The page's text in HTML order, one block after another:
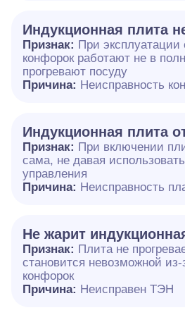
Индукционная плита
Признак: При эксплуатации
конфорок работают не в
прогревают посуду
Причина: Неисправность
Индукционная плита
Признак: При включении
сама, не давая
управления
Причина: Неисправность
Не жарит
Признак: Плита не
становится невозможной
конфорок
Причина: Неисправен ТЭН